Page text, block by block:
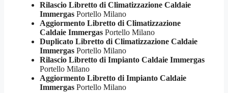
Rilascio Libretto di Climatizzazione Caldaie
Immergas Portello Milano
Aggiormento Libretto di Climatizzazione
Caldaie Immergas Portello Milano
Duplicato Libretto di Climatizzazione Caldaie
Immergas Portello Milano
Rilascio Libretto di Impianto Caldaie Immergas
Portello Milano
Aggiormento Libretto di Impianto Caldaie
Immergas Portello Milano